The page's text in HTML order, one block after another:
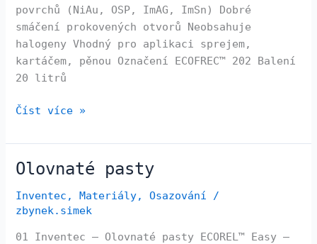
povrchů (NiAu, OSP, ImAG, ImSn) Dobré
smáčení prokovených otvorů Neobsahuje
halogeny Vhodný pro aplikaci sprejem,
kartáčem, pěnou Označení ECOFREC™ 202 Balení
20 litrů
Číst více »
Olovnaté pasty
Inventec ,Materiály,Osazování
/
zbynek.simek
01 Inventec – Olovnaté pasty ECOREL™ Easy –
Olovnaté